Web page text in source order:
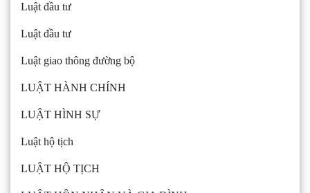
Luật đầu tư
Luật đầu tư
Luật giao thông đường bộ
LUẬT HÀNH CHÍNH
LUẬT HÌNH SỰ
Luật hộ tịch
LUẬT HỘ TỊCH